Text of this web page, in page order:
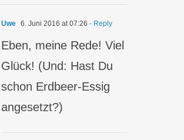
Uwe 6. Juni 2016 at 07:26 - Reply
Eben, meine Rede! Viel
Glück! (Und: Hast Du
schon Erdbeer-Essig
angesetzt?)